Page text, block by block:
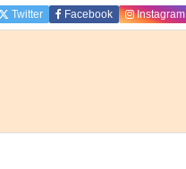
Twitter Facebook Instagram